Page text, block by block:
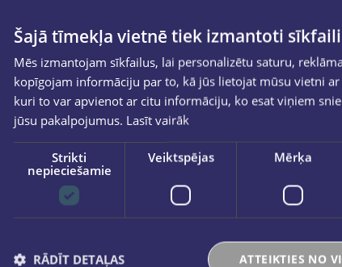
LAURA POLENCE, RAIMONDS
Šajā tīmekļa vietnē tiek izmantoti sīkfaili
Mēs izmantojam sīkfailus, lai personalizētu saturu,
kopīgojam informāciju par to, kā jūs lietojat mūsu vietni
kuri to var apvienot ar citu informāciju, ko esat viņiem
jūsu pakalpojumus. Lasīt vairāk
Strikti
nepieciešamie
Veiktspējas Mērķa
ATTEIKTIES NO
RĀDĪT DETAĻAS